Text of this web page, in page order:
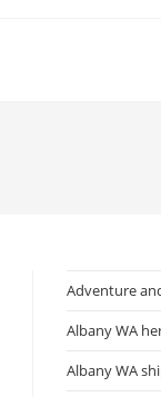
Adventure
Albany WA
Albany WA